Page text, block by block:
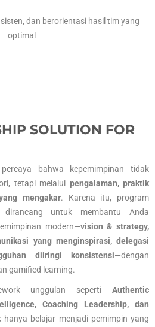
dan berorientasi hasil tim yang
optimal
SOLUTION FOR
bahwa kepemimpinan tidak
tetapi melalui pengalaman, praktik
mengakar. Karena itu, program
untuk membantu Anda
modern—vision & strategy,
yang menginspirasi, delegasi
diiringi konsistensi—dengan
gamified learning.
unggulan seperti Authentic
Coaching Leadership, dan
hanya belajar menjadi pemimpin yang